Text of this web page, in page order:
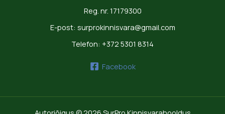
Reg. nr. 17179300
E-post: surprokinnisvara@gmail.com
Telefon: +372 5301 8314
Facebook